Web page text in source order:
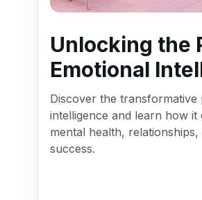
Unlocking the
Emotional
Discover the
intelligence and learn how
mental health,
success.